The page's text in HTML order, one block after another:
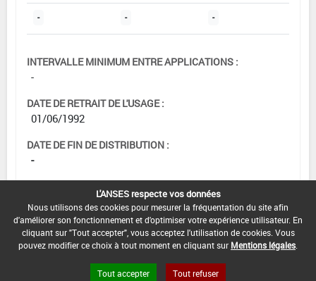
- - -
INTERVALLE MINIMUM ENTRE APPLICATIONS :
-
DATE DE RETRAIT DE L'USAGE :
01/06/1992
DATE DE FIN DE DISTRIBUTION :
-
DATE DE FIN D'UTILISATION :
-
L'ANSES respecte vos données
Nous utilisons des cookies pour mesurer la fréquentation du site afin
d'améliorer son fonctionnement et d'optimiser votre expérience utilisateur. En
cliquant sur "Tout accepter", vous acceptez l'utilisation de cookies. Vous
pouvez modifier ce choix à tout moment en cliquant sur Mentions légales
Tout accepter Tout refuser